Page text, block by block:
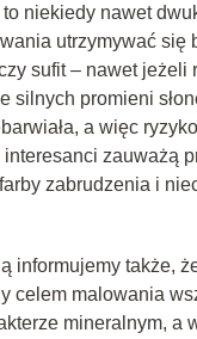
niekiedy nawet
utrzymywać się
sufit – nawet jeżeli
silnych promieni
a więc
zauważą
zabrudzenia i
informujemy także,
celem malowania
mineralnym, a